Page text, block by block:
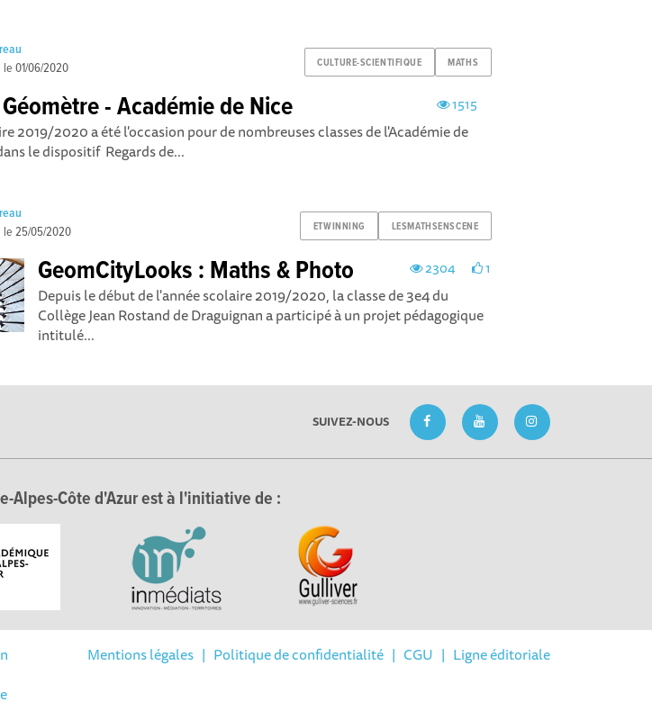
CULTURE-SCIENTIFIQUE MATHS
le01/06/2020
1515
- Académie de Nice
2019/2020 a été l'occasion pour de nombreuses classes de l'Académie de
le dispositif Regards de...
ETWINNING LESMATHSENSCENE
le25/05/2020
2304 1
GeomCityLooks : Maths & Photo
Depuis le début de l'année scolaire 2019/2020, la classe de 3e4 du
Collège Jean Rostand de Draguignan a participé à un projet pédagogique
intitulé...
SUIVEZ-NOUS
Alpes-Côte d'Azur est à l'initiative de :
Mentions légales| Politique de confidentialité| CGU | Ligne éditoriale